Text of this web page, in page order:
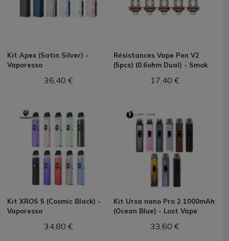
Kit Apex (Satin Silver) -
Vaporesso
36,40 €
Résistances Vape Pen V2
(5pcs) (0.6ohm Dual) - Smok
17,40 €
Kit XROS 5 (Cosmic Black) -
Vaporesso
34,80 €
Kit Ursa nano Pro 2 1000mAh
(Ocean Blue) - Lost Vape
33,60 €